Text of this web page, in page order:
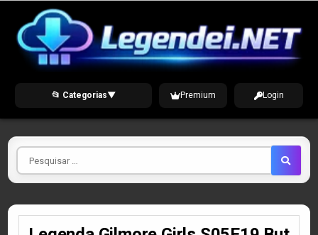
content
📂 Categorias▼ Premium Login
Pesquisar
por